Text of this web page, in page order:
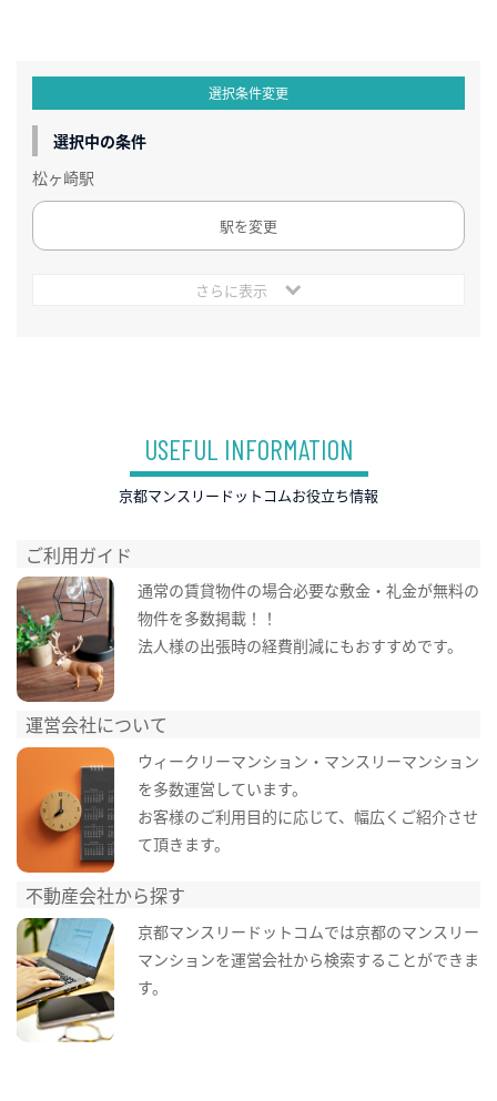
選択条件変更
選択中の条件
松ヶ崎駅
駅を変更
さらに表示
USEFUL INFORMATION
京都マンスリードットコムお役立ち情報
ご利用ガイド
通常の賃貸物件の場合必要な敷金・礼金が無料の
物件を多数掲載！！
法人様の出張時の経費削減にもおすすめです。
運営会社について
ウィークリーマンション・マンスリーマンション
を多数運営しています。
お客様のご利用目的に応じて、幅広くご紹介させ
て頂きます。
不動産会社から探す
京都マンスリードットコムでは京都のマンスリー
マンションを運営会社から検索することができま
す。